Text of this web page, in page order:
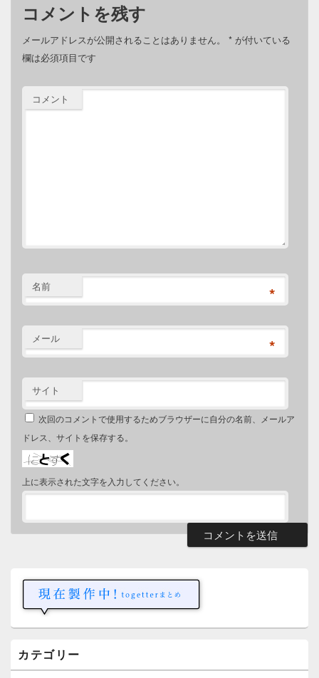
コメントを残す
メールアドレスが公開されることはありません。 * が付いている
欄は必須項目です
コメント
名前 *
メール *
サイト
次回のコメントで使用するためブラウザーに自分の名前、メールア
ドレス、サイトを保存する。
上に表示された文字を入力してください。
バ
ウ
ィ
カテゴリー